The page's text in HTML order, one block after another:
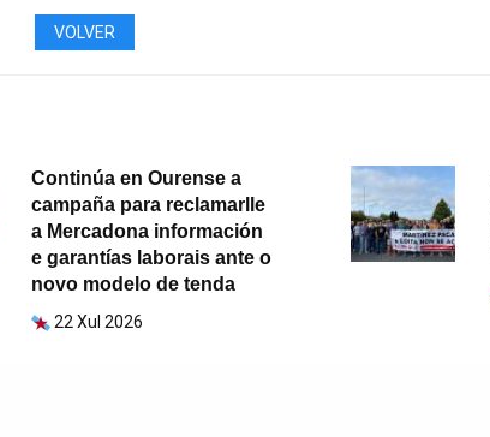
VOLVER
Continúa en Ourense a
campaña para reclamarlle
a Mercadona información
e garantías laborais ante o
novo modelo de tenda
22 Xul 2026